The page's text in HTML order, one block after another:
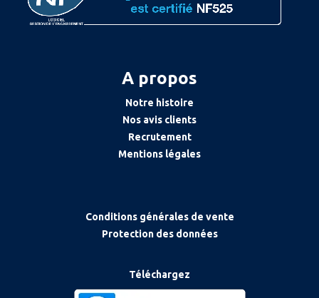
A propos
Notre histoire
Nos avis clients
Recrutement
Mentions légales
Conditions générales de vente
Protection des données
Téléchargez